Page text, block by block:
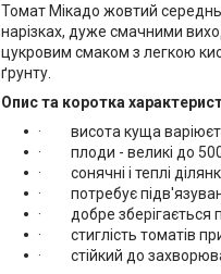
Томат Мікадо жовтий
нарізках, дуже смачними
цукровим смаком з легкою
ґрунту.
Опис та коротка
· висота куща
· плоди - великі до
· сонячні і теплі
· потребує
· добре зберігається
· стиглість томатів
· стійкий до